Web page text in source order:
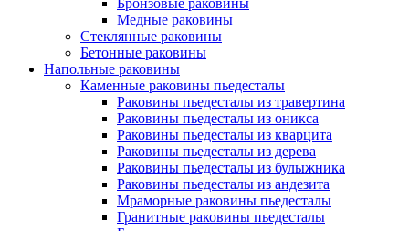
Бронзовые раковины
Медные раковины
Стеклянные раковины
Бетонные раковины
Напольные раковины
Каменные раковины пьедесталы
Раковины пьедесталы из травертина
Раковины пьедесталы из оникса
Раковины пьедесталы из кварцита
Раковины пьедесталы из дерева
Раковины пьедесталы из булыжника
Раковины пьедесталы из андезита
Мраморные раковины пьедесталы
Гранитные раковины пьедесталы